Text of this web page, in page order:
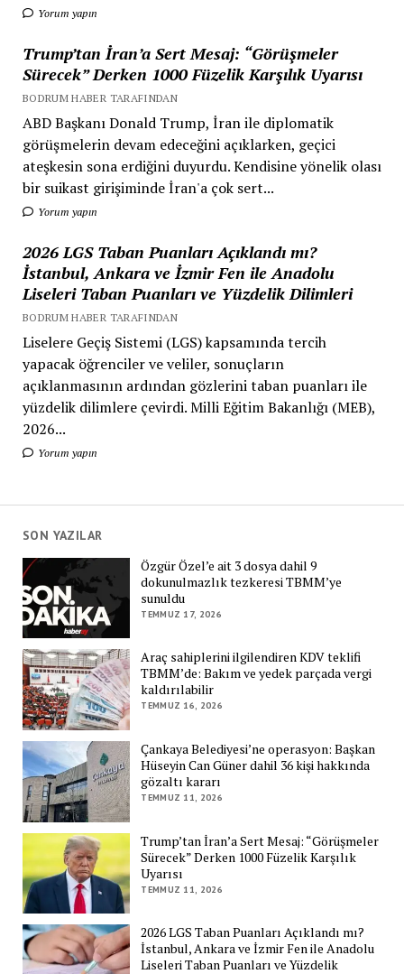
Yorum yapın
Trump’tan İran’a Sert Mesaj: “Görüşmeler
Sürecek” Derken 1000 Füzelik Karşılık Uyarısı
BODRUM HABER TARAFINDAN
ABD Başkanı Donald Trump, İran ile diplomatik
görüşmelerin devam edeceğini açıklarken, geçici
ateşkesin sona erdiğini duyurdu. Kendisine yönelik olası
bir suikast girişiminde İran'a çok sert...
Yorum yapın
2026 LGS Taban Puanları Açıklandı mı?
İstanbul, Ankara ve İzmir Fen ile Anadolu
Liseleri Taban Puanları ve Yüzdelik Dilimleri
BODRUM HABER TARAFINDAN
Liselere Geçiş Sistemi (LGS) kapsamında tercih
yapacak öğrenciler ve veliler, sonuçların
açıklanmasının ardından gözlerini taban puanları ile
yüzdelik dilimlere çevirdi. Milli Eğitim Bakanlığı (MEB),
2026...
Yorum yapın
SON YAZILAR
Özgür Özel’e ait 3 dosya dahil 9
dokunulmazlık tezkeresi TBMM’ye
sunuldu
TEMMUZ 17, 2026
Araç sahiplerini ilgilendiren KDV teklifi
TBMM’de: Bakım ve yedek parçada vergi
kaldırılabilir
TEMMUZ 16, 2026
Çankaya Belediyesi’ne operasyon: Başkan
Hüseyin Can Güner dahil 36 kişi hakkında
gözaltı kararı
TEMMUZ 11, 2026
Trump’tan İran’a Sert Mesaj: “Görüşmeler
Sürecek” Derken 1000 Füzelik Karşılık
Uyarısı
TEMMUZ 11, 2026
2026 LGS Taban Puanları Açıklandı mı?
İstanbul, Ankara ve İzmir Fen ile Anadolu
Liseleri Taban Puanları ve Yüzdelik